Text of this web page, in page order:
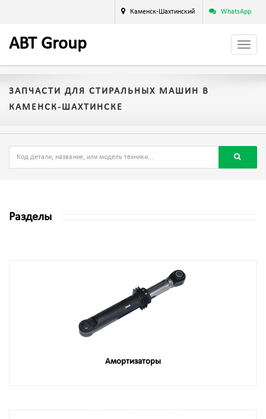
Каменск-Шахтинский WhatsApp
ABT Group
ЗАПЧАСТИ ДЛЯ СТИРАЛЬНЫХ МАШИН В
КАМЕНСК-ШАХТИНСКЕ
Разделы
Амортизаторы